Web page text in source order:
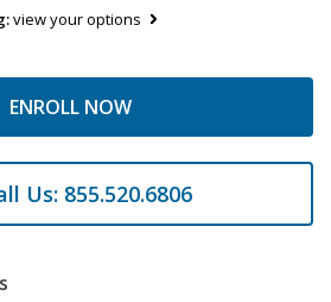
view your options
ENROLL NOW
Us: 855.520.6806